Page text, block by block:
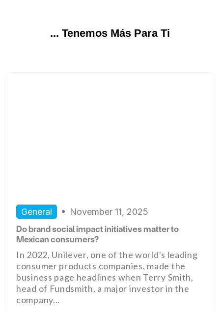
... Tenemos Más Para Ti
General
November 11, 2025
Do brand social impact initiatives matter to
Mexican consumers?
In 2022, Unilever, one of the world's leading
consumer products companies, made the
business page headlines when Terry Smith,
head of Fundsmith, a major investor in the
company...